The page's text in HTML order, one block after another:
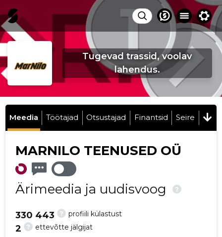
Tugevad trassid, voolav
lahendus.
Meedia Töötajad Otsustajad Finantsid Seire
MARNILO TEENUSED OÜ
Ärimeedia ja uudisvoog ?
? profiili külastust
330 443
? ettevõtte jälgijat
2